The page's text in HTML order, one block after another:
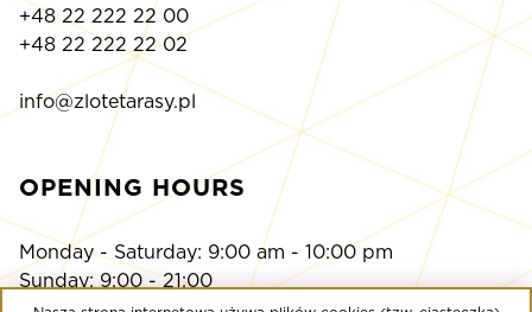
+48 22 222 22 00
+48 22 222 22 02
info@zlotetarasy.pl
OPENING HOURS
Monday - Saturday: 9:00 am - 10:00 pm
Sunday: 9:00 - 21:00